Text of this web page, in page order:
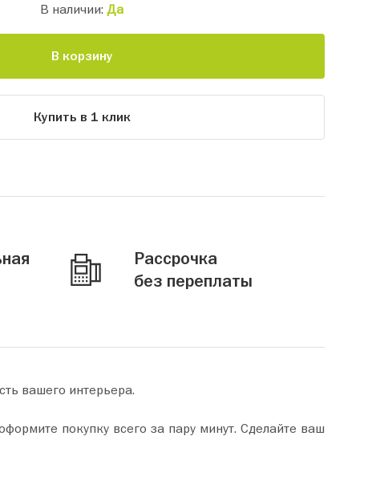
В наличии: Да
В корзину
Купить в 1 клик
Рассрочка
без переплаты
вашего интерьера.